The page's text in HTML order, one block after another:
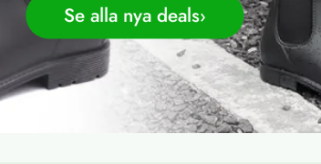
Se alla nya deals